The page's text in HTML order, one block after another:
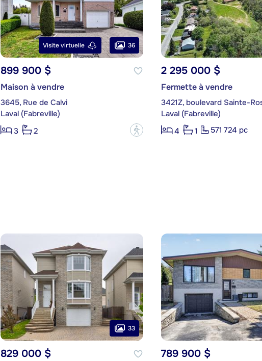
Visite virtuelle 36
899 900 $
Maison à vendre
3645, Rue de Calvi
Laval (Fabreville)
3
2 ?
2 295 000 $
Fermette à vendre
3421Z, boulevard Sainte-
Laval (Fabreville)
4
1 571 724 pc
33
829 000 $ 789 900 $